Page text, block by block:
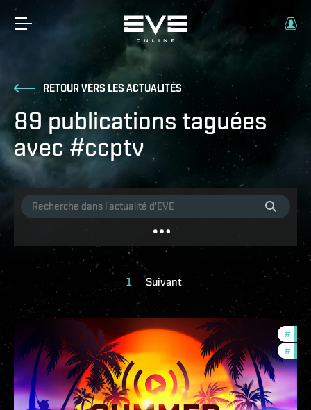
RETOUR VERS LES ACTUALITÉS
89 publications taguées
avec #ccptv
1 Suivant
#
#